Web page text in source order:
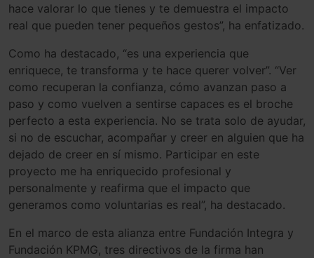
hace valorar lo que tienes y te demuestra el impacto
real que pueden tener pequeños gestos”, ha enfatizado.
Como ha destacado, “es una experiencia que
enriquece, te transforma y te hace querer volver”. “Ver
como recuperan la confianza, cómo avanzan paso a
paso y como vuelven a sentirse capaces es el broche
perfecto a esta experiencia. No se trata solo de ayudar,
si no de escuchar, acompañar y creer en alguien que ha
dejado de creer en sí mismo. Participar en este
proyecto me ha enriquecido profesional y
personalmente y reafirma que el impacto que
generamos como voluntarias es real”, ha destacado.
En el marco de esta alianza entre Fundación Integra y
Fundación KPMG, tres directivos de la firma han